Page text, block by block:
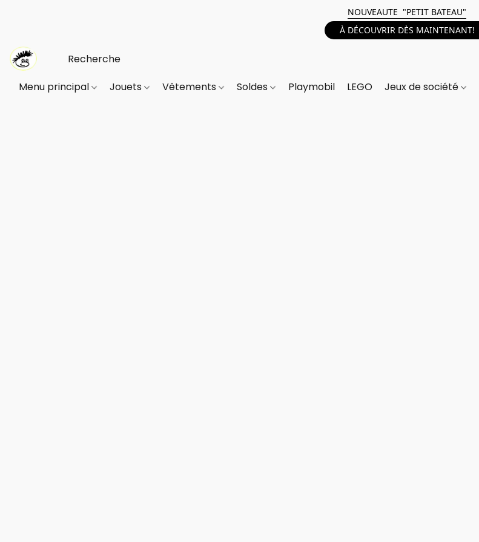
NOUVEAUTE "PETIT BATEAU"
À DÉCOUVRIR DÈS MAINTENANT!
Menu principal Jouets Vêtements Soldes Playmobil LEGO Jeux de société